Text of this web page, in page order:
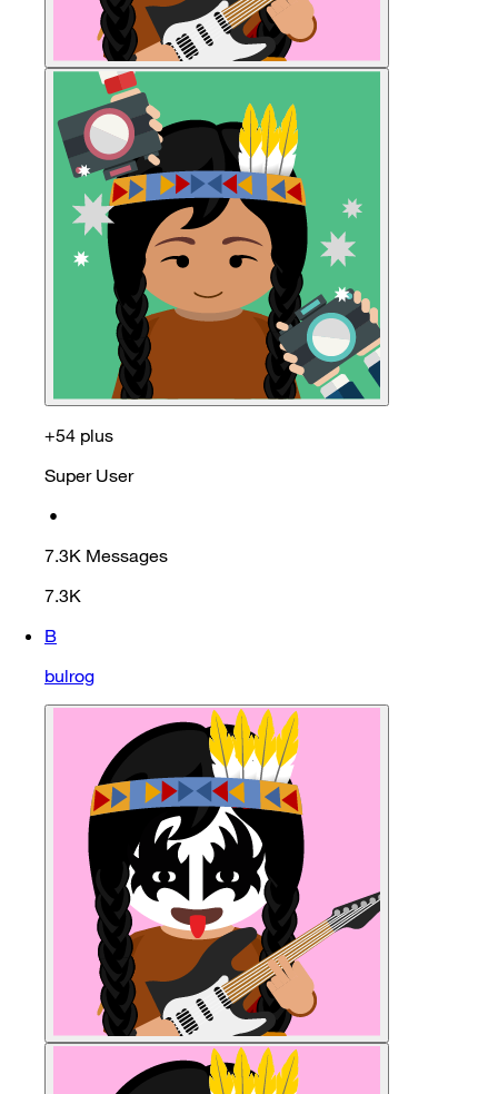
+54 plus
Super User
•
7.3K Messages
7.3K
B
bulrog